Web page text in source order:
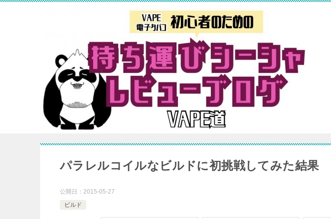
パラレルコイルなビルドに初挑戦してみた結果
公開日： 2015-05-27
ビルド